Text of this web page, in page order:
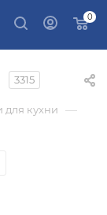
0
3315
для кухни —